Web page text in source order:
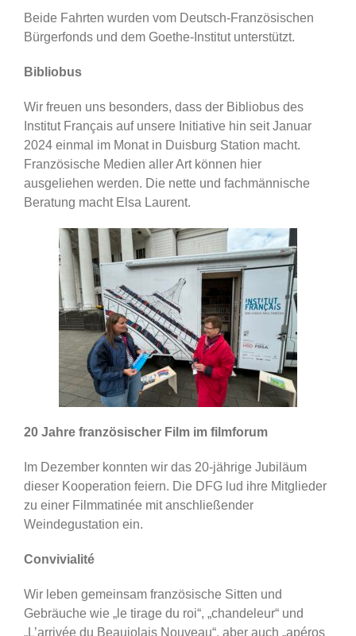
Beide Fahrten wurden vom Deutsch-Französischen
Bürgerfonds und dem Goethe-Institut unterstützt.
Bibliobus
Wir freuen uns besonders, dass der Bibliobus des
Institut Français auf unsere Initiative hin seit Januar
2024 einmal im Monat in Duisburg Station macht.
Französische Medien aller Art können hier
ausgeliehen werden. Die nette und fachmännische
Beratung macht Elsa Laurent.
20 Jahre französischer Film im filmforum
Im Dezember konnten wir das 20-jährige Jubiläum
dieser Kooperation feiern. Die DFG lud ihre Mitglieder
zu einer Filmmatinée mit anschließender
Weindegustation ein.
Convivialité
Wir leben gemeinsam französische Sitten und
Gebräuche wie „le tirage du roi“, „chandeleur“ und
„L’arrivée du Beaujolais Nouveau“, aber auch „apéros